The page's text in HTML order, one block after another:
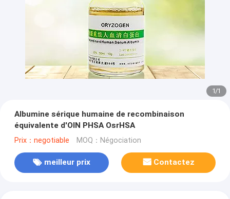
1/1
Albumine sérique humaine de recombinaison
équivalente d'OIN PHSA OsrHSA
Prix：negotiable MOQ：Négociation
meilleur prix Contactez